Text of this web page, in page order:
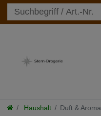
Haushalt Duft & Aroma